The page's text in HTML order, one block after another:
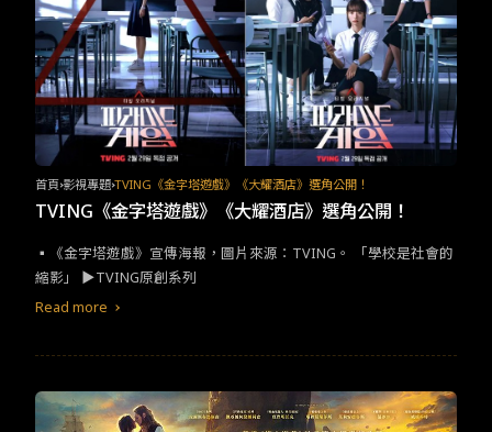
首頁 影視專題 TVING《金字塔遊戲》《大耀酒店》選角公開！
TVING《金字塔遊戲》《大耀酒店》選角公開！
▪︎《金字塔遊戲》宣傳海報，圖片來源：TVING​。​ ​​「學校是社會的
縮影」​ ▶TVING​原創系列​
Read more